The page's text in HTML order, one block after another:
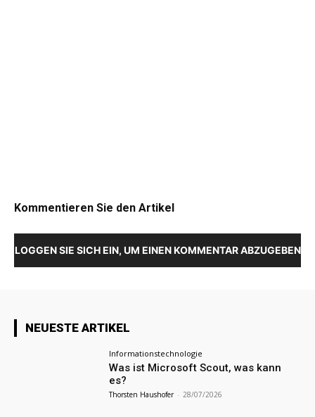
Kommentieren Sie den Artikel
LOGGEN SIE SICH EIN, UM EINEN KOMMENTAR ABZUGEBEN
NEUESTE ARTIKEL
Informationstechnologie
Was ist Microsoft Scout, was kann
es?
Thorsten Haushofer - 28/07/2026